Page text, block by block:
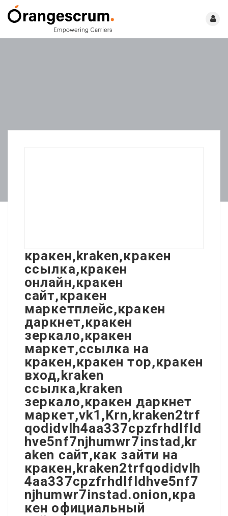
кракен,kraken,кракен
ссылка,кракен
онлайн,кракен
сайт,кракен
маркетплейс,кракен
даркнет,кракен
зеркало,кракен
маркет,ссылка на
кракен,кракен тор,кракен
вход,kraken
ссылка,kraken
зеркало,кракен даркнет
маркет,vk1,Krn,kraken2trf
qodidvlh4aa337cpzfrhdlfld
hve5nf7njhumwr7instad,kr
aken сайт,как зайти на
кракен,kraken2trfqodidvlh
4aa337cpzfrhdlfldhve5nf7
njhumwr7instad.onion,кра
кен официальный